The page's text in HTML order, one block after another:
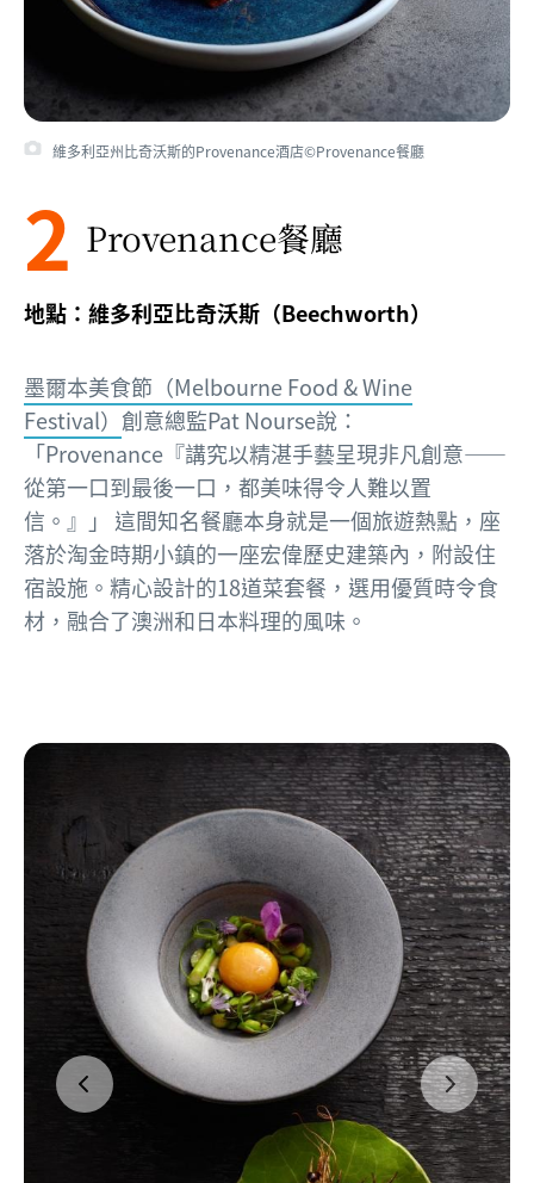
維多利亞州比奇沃斯的Provenance酒店©Provenance餐廳
2 Provenance餐廳
地點：維多利亞比奇沃斯（Beechworth）
墨爾本美食節（Melbourne Food & Wine
Festival） 創意總監Pat Nourse說：
「Provenance『講究以精湛手藝呈現非凡創意——
從第一口到最後一口，都美味得令人難以置
信。』」 這間知名餐廳本身就是一個旅遊熱點，座
落於淘金時期小鎮的一座宏偉歷史建築內，附設住
宿設施。精心設計的18道菜套餐，選用優質時令食
材，融合了澳洲和日本料理的風味。